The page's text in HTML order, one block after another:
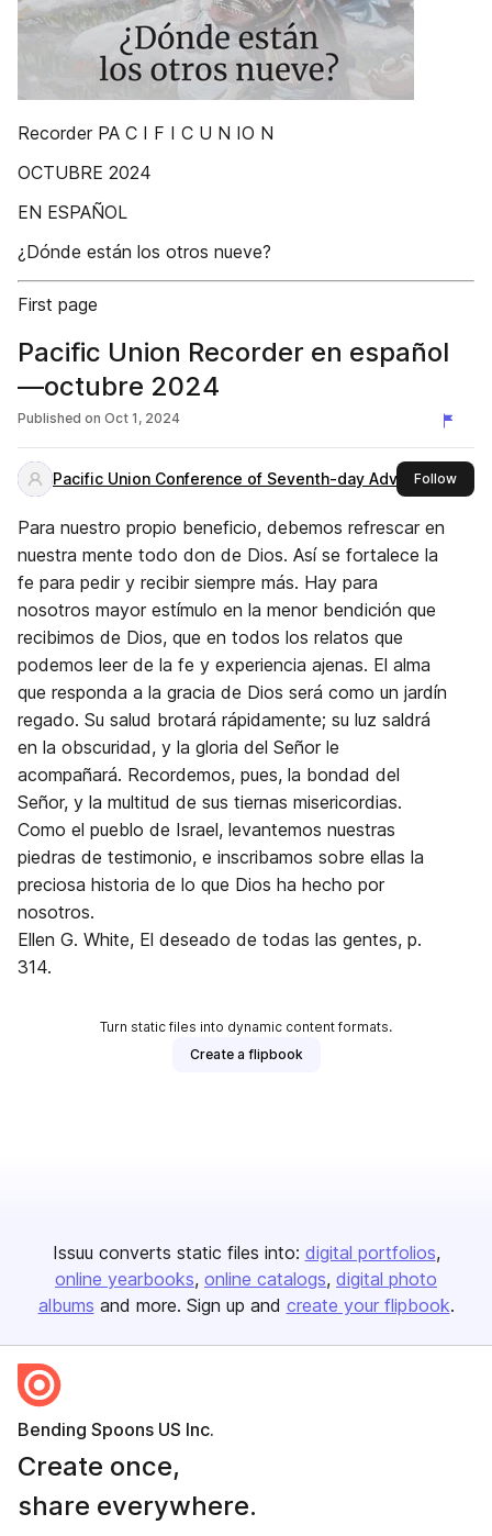
Recorder PA C I F I C U N IO N
OCTUBRE 2024
EN ESPAÑOL
¿Dónde están los otros nueve?
First page
Pacific Union Recorder en español
—octubre 2024
Published on Oct 1, 2024
Pacific Union Conference of Seventh-day Adventists
Followthis
Para nuestro propio beneficio, debemos refrescar en
nuestra mente todo don de Dios. Así se fortalece la
fe para pedir y recibir siempre más. Hay para
nosotros mayor estímulo en la menor bendición que
recibimos de Dios, que en todos los relatos que
podemos leer de la fe y experiencia ajenas. El alma
que responda a la gracia de Dios será como un jardín
regado. Su salud brotará rápidamente; su luz saldrá
en la obscuridad, y la gloria del Señor le
acompañará. Recordemos, pues, la bondad del
Señor, y la multitud de sus tiernas misericordias.
Como el pueblo de Israel, levantemos nuestras
piedras de testimonio, e inscribamos sobre ellas la
preciosa historia de lo que Dios ha hecho por
nosotros.
Ellen G. White, El deseado de todas las gentes, p.
314.
Turn static files into dynamic content formats.
Create a flipbook
Issuu converts static files into: digital portfolios
online yearbooks online catalogs digital photo
albums and more. Sign up and create your flipbook.
Bending Spoons US Inc.
Create once,
share everywhere.